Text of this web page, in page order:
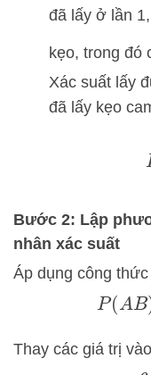
đã lấy ở lần
kẹo, trong đó
Xác suất lấy
đã lấy kẹo
Bước 2: Lập
nhân xác suất
Áp dụng công
P(A
Thay các giá trị